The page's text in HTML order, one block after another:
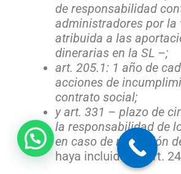
de responsabilidad
administradores por la
atribuida a las
dinerarias en la SL –;
art. 205.1: 1 año de
acciones de
contrato social;
y art. 331 – plazo de
la responsabilidad de
en caso de reducción
haya incluido un art.
¿Te ayudamos?